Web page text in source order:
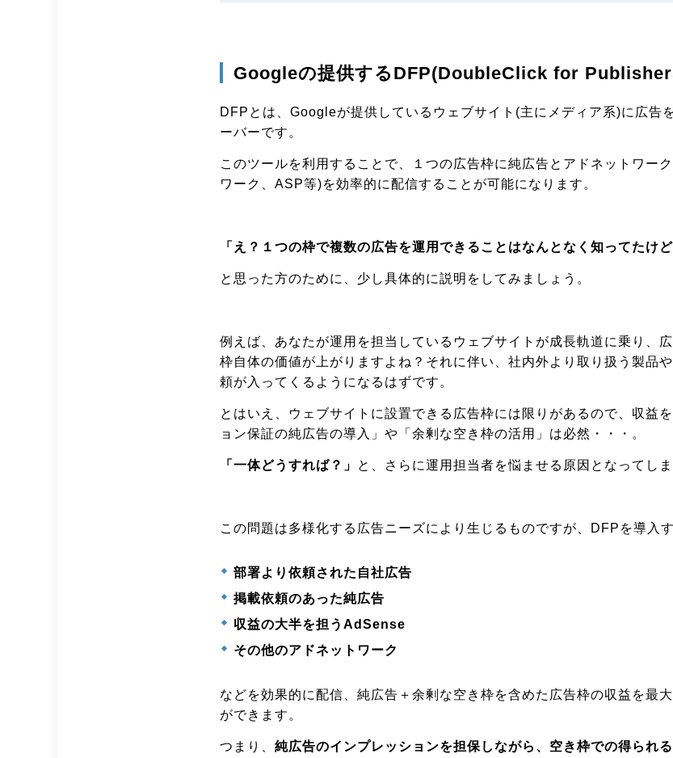
Googleの提供するDFP(DoubleClick for
DFPとは、Googleが提供しているウェブサイト(主にメディア系)に広告
ーバーです。
このツールを利用することで、１つの広告枠に純広告とアドネットワー
ワーク、ASP等)を効率的に配信することが可能になります。
「え？１つの枠で複数の広告を運用できることはなんとなく知ってたけ
と思った方のために、少し具体的に説明をしてみましょう。
例えば、あなたが運用を担当しているウェブサイトが成長軌道に乗り、
枠自体の価値が上がりますよね？それに伴い、社内外より取り扱う製品
頼が入ってくるようになるはずです。
とはいえ、ウェブサイトに設置できる広告枠には限りがあるので、収益
ョン保証の純広告の導入」や「余剰な空き枠の活用」は必然・・・。
「一体どうすれば？」 と、さらに運用担当者を悩ませる原因となってしま
この問題は多様化する広告ニーズにより生じるものですが、DFPを導入
部署より依頼された自社広告
掲載依頼のあった純広告
収益の大半を担うAdSense
その他のアドネットワーク
などを効果的に配信、純広告＋余剰な空き枠を含めた広告枠の収益を最
ができます。
つまり、 純広告のインプレッションを担保しながら、空き枠での得られ